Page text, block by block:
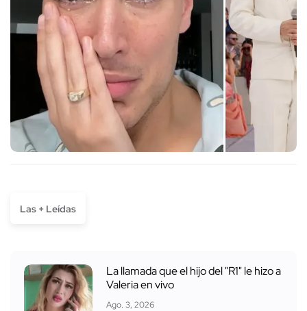
Las + Leídas
La llamada que el hijo del "R1" le hizo a
Valeria en vivo
Ago. 3, 2026